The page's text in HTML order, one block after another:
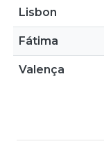
Lisbon
Fátima
Valença